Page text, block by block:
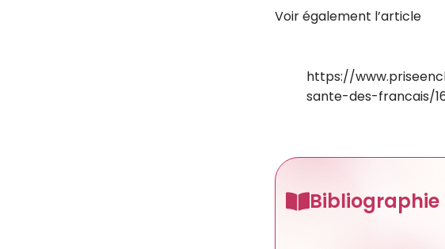
Voir également l’article
https://
sante-des-francais/
Bibliographie